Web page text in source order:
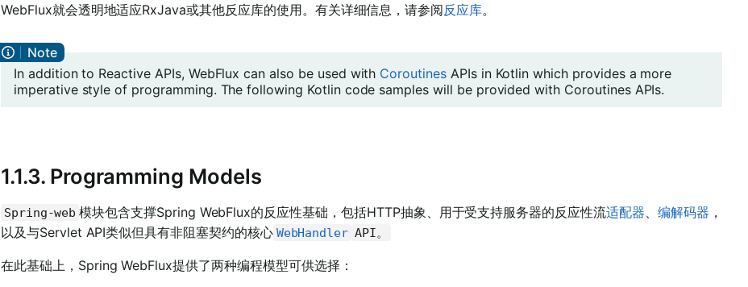
WebFlux就会透明地适应RxJava或其他反应库的使用。有关详细信息，请参阅反应库。
In addition to Reactive APIs, WebFlux can also be used with CoroutinesAPIs in Kotlin which provides a more
imperative style of programming. The following Kotlin code samples will be provided with Coroutines APIs.
1.1.3. Programming Models
Spring-web 模块包含支撑Spring WebFlux的反应性基础，包括HTTP抽象、用于受支持服务器的反应性流适配器 编解码器 ，
以及与Servlet API类似但具有非阻塞契约的核心 WebHandler API。
在此基础上，Spring WebFlux提供了两种编程模型可供选择：